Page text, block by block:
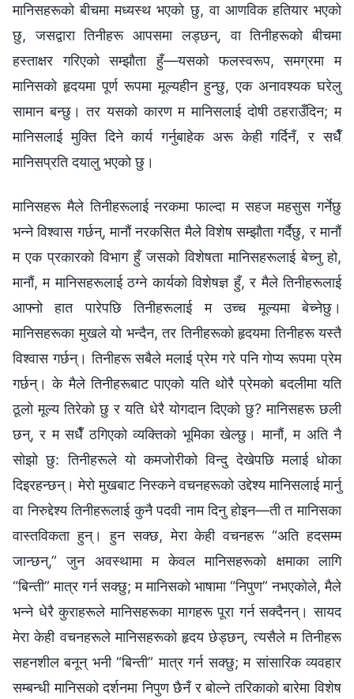
मानिसहरूको बीचमा मध्यस्थ भएको छु, वा आणविक हतियार भएको
छु, जसद्वारा तिनीहरू आपसमा लड्छन्, वा तिनीहरूको बीचमा
हस्ताक्षर गरिएको सम्झौता हुँ—यसको फलस्वरूप, समग्रमा म
मानिसको हृदयमा पूर्ण रूपमा मूल्यहीन हुन्छु, एक अनावश्यक घरेलु
सामान बन्छु। तर यसको कारण म मानिसलाई दोषी ठहराउँदिन; म
मानिसलाई मुक्ति दिने कार्य गर्नुबाहेक अरू केही गर्दिनँ, र सधैँ
मानिसप्रति दयालु भएको छु।
मानिसहरू मैले तिनीहरूलाई नरकमा फाल्दा म सहज महसुस गर्नेछु
भन्‍ने विश्‍वास गर्छन्, मानौं नरकसित मैले विशेष सम्झौता गर्दैछु, र मानौं
म एक प्रकारको विभाग हुँ जसको विशेषता मानिसहरूलाई बेच्नु हो,
मानौं, म मानिसहरूलाई ठग्ने कार्यको विशेषज्ञ हुँ, र मैले तिनीहरूलाई
आफ्नो हात पारेपछि तिनीहरूलाई म उच्च मूल्यमा बेच्नेछु।
मानिसहरूका मुखले यो भन्दैन, तर तिनीहरूको हृदयमा तिनीहरू यस्तै
विश्‍वास गर्छन्। तिनीहरू सबैले मलाई प्रेम गरे पनि गोप्य रूपमा प्रेम
गर्छन्। के मैले तिनीहरूबाट पाएको यति थोरै प्रेमको बदलीमा यति
ठूलो मूल्य तिरेको छु र यति धेरै योगदान दिएको छु? मानिसहरू छली
छन्, र म सधैँ ठगिएको व्यक्तिको भूमिका खेल्छु। मानौं, म अति नै
सोझो छु: तिनीहरूले यो कमजोरीको विन्दु देखेपछि मलाई धोका
दिइरहन्छन्। मेरो मुखबाट निस्कने वचनहरूको उद्देश्य मानिसलाई मार्नु
वा निरुद्देश्य तिनीहरूलाई कुनै पदवी नाम दिनु होइन—ती त मानिसका
वास्तविकता हुन्। हुन सक्छ, मेरा केही वचनहरू “अति हदसम्‍म
जान्छन्,” जुन अवस्थामा म केवल मानिसहरूको क्षमाका लागि
“बिन्ती” मात्र गर्न सक्छु; म मानिसको भाषामा “निपुण” नभएकोले, मैले
भन्‍ने धेरै कुराहरूले मानिसहरूका मागहरू पूरा गर्न सक्दैनन्। सायद
मेरा केही वचनहरूले मानिसहरूको हृदय छेड्छन्, त्यसैले म तिनीहरू
सहनशील बनून् भनी “बिन्ती” मात्र गर्न सक्छु; म सांसारिक व्यवहार
सम्‍बन्धी मानिसको दर्शनमा निपुण छैनँ र बोल्ने तरिकाको बारेमा विशेष